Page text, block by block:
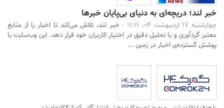
خبر لند؛ دریچه‌ای به دنیای بی‌پایان خبرها
چهارشنبه 17 اردیبهشت 04، 11:11 -
خبر لند، تلاش می‌کند تا اخبار را از منابع
معتبر گردآوری و با تحلیل دقیق در اختیار کاربران خود قرار دهد. این وب‌سایت با
پوشش گسترده‌ی اخبار در زمین ...